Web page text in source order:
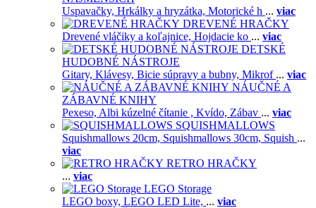
Uspavačky, Hrkálky a hryzátka, Motorické h ... viac
DREVENÉ HRAČKY
Drevené vláčiky a koľajnice, Hojdacie ko ... viac
DETSKÉ
HUDOBNÉ NÁSTROJE
Gitary, Klávesy, Bicie súpravy a bubny, Mikrof ... viac
NÁUČNÉ A
ZÁBAVNÉ KNIHY
Pexeso, Albi kúzelné čítanie , Kvído, Zábav ... viac
SQUISHMALLOWS
Squishmallows 20cm, Squishmallows 30cm, Squish ...
viac
RETRO HRAČKY
... viac
LEGO Storage
LEGO boxy, LEGO LED Lite, ... viac